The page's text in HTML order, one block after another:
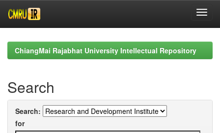
navigationChiangMai Rajabhat University Intellectual Repository
Search
Search:
for